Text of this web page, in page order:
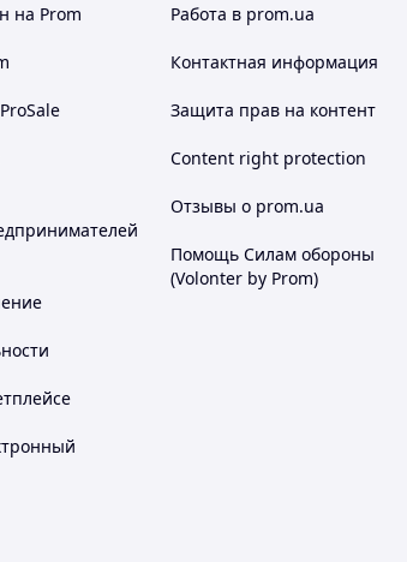
на Prom Работа в prom.ua
Контактная информация
Защита прав на контент
Content right protection
Отзывы о prom.ua
Помощь Силам обороны
(Volonter by Prom)